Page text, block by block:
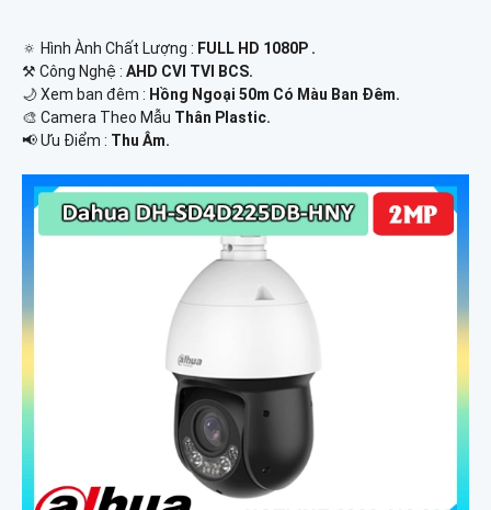
🔅 Hình Ành Chất Lượng : FULL HD 1080P .
⚒ Công Nghệ : AHD CVI TVI BCS.
🌙 Xem ban đêm : Hồng Ngoại 50m Có Màu Ban Ðêm.
🎨 Camera Theo Mẫu Thân Plastic.
️📢 Ưu Điểm : Thu Âm.